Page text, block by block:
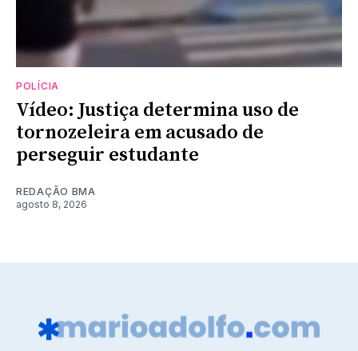
POLÍCIA
Vídeo: Justiça determina uso de
tornozeleira em acusado de
perseguir estudante
REDAÇÃO BMA
agosto 8, 2026